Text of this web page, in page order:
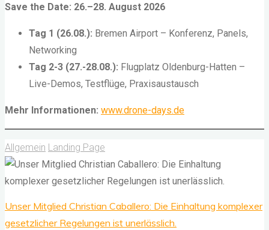
Save the Date: 26.–28. August 2026
Tag 1 (26.08.): Bremen Airport – Konferenz, Panels,
Networking
Tag 2-3 (27.-28.08.): Flugplatz Oldenburg-Hatten –
Live-Demos, Testflüge, Praxisaustausch
Mehr Informationen: www.drone-days.de
Allgemein Landing Page
Unser Mitglied Christian Caballero: Die Einhaltung komplexer
gesetzlicher Regelungen ist unerlässlich.